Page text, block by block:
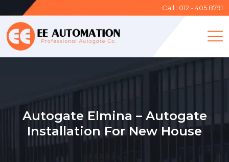
Call : 012 - 405 8791
Autogate Elmina – Autogate
Installation For New House